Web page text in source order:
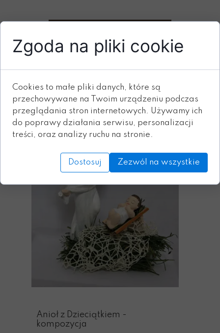
ZOBACZ RÓWNIEŻ
Anioł z Dzieciątkiem -
kompozycja
Zgoda na pliki cookie
Cookies to małe pliki danych, które są
przechowywane na Twoim urządzeniu podczas
przeglądania stron internetowych. Używamy ich
do poprawy działania serwisu, personalizacji
treści, oraz analizy ruchu na stronie.
Dostosuj Zezwól na wszystkie